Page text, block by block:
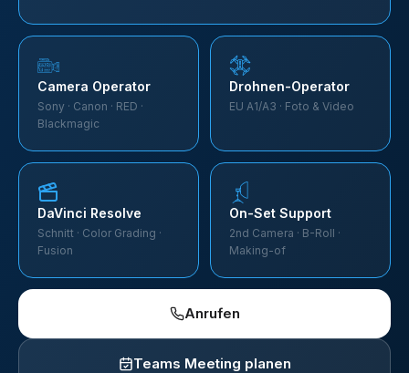
Camera Operator
Sony · Canon · RED ·
Blackmagic
Drohnen-Operator
EU A1/A3 · Foto & Video
DaVinci Resolve
Schnitt · Color Grading ·
Fusion
On-Set Support
2nd Camera · B-Roll ·
Making-of
Anrufen
Teams Meeting planen